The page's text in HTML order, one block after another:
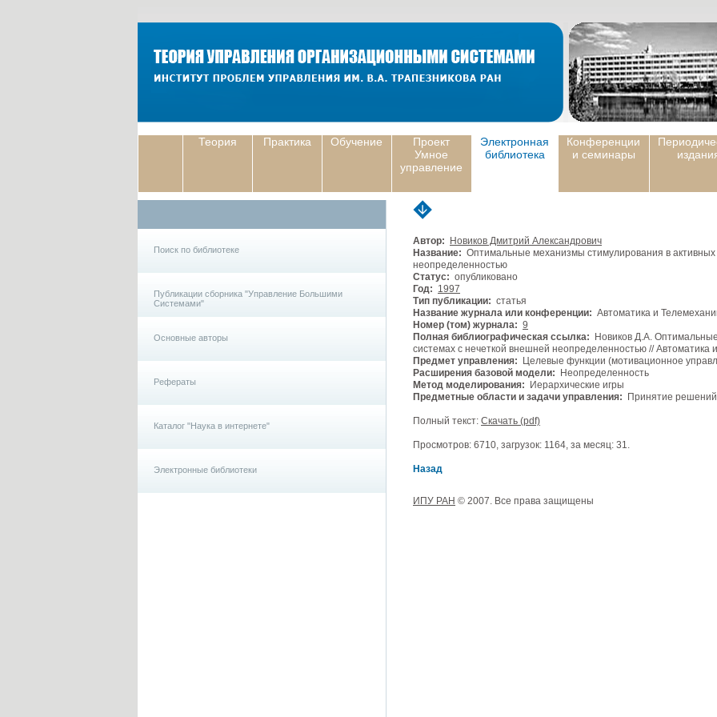
Теория Практика Обучение
Проект
Умное
управление
Электронная
библиотека
Конференции
и семинары
Поиск по библиотеке
Публикации сборника "Управление Большими
Системами"
Основные авторы
Рефераты
Каталог "Наука в интернете"
Электронные библиотеки
Автор:
Новиков Дмитрий Александрович
Название: Оптимальные механизмы стимулирования в активных
неопределенностью
Статус: опубликовано
Год: 1997
Тип публикации: статья
Название журнала или конференции: Автоматика и
Номер (том) журнала: 9
Полная библиографическая ссылка: Новиков Д.А.
системах с нечеткой внешней неопределенностью //
Предмет управления: Целевые функции (мотивационное
Расширения базовой модели: Неопределенность
Метод моделирования: Иерархические игры
Предметные области и задачи управления: Принятие решений
Полный текст: Скачать (pdf)
Просмотров: 6710, загрузок: 1164, за месяц: 31.
Назад
ИПУ РАН © 2007. Все права защищены